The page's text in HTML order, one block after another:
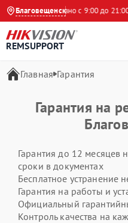
Благовещенск
Ежедневно с 9:00 до 21:00
REMSUPPORT
Главная Гарантия
Гарантия на
Гарантия до 12 месяцев
сроки в документах
Бесплатное устранение
Гарантия на работы и
Официальный
Контроль качества на